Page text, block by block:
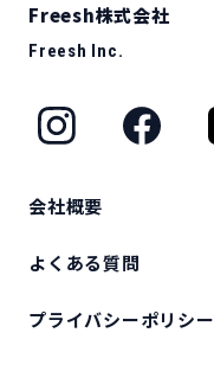
Freesh株式会社
Freesh Inc.
会社概要
よくある質問
プライバシーポリシー